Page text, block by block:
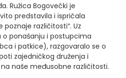
Ružica Bogovečki je
predstavila i ispričala
različitosti“. Uz
o ponašanju i postupcima
i patkice), razgovaralo se o
zajedničkog druženja i
naše međusobne različitosti.